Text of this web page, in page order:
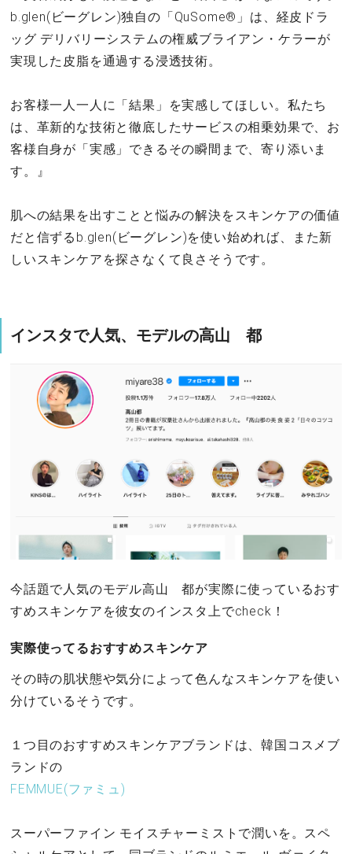
b.glen(ビーグレン)独自の「QuSome®」は、経皮ドラ
ッグ デリバリーシステムの権威ブライアン・ケラーが
実現した皮脂を通過する浸透技術。
お客様一人一人に「結果」を実感してほしい。私たち
は、革新的な技術と徹底したサービスの相乗効果で、お
客様自身が「実感」できるその瞬間まで、寄り添いま
す。』
肌への結果を出すことと悩みの解決をスキンケアの価値
だと信ずるb.glen(ビーグレン)を使い始めれば、また新
しいスキンケアを探さなくて良さそうです。
インスタで人気、モデルの高山 都
今話題で人気のモデル高山 都が実際に使っているおす
すめスキンケアを彼女のインスタ上でcheck！
実際使ってるおすすめスキンケア
その時の肌状態や気分によって色んなスキンケアを使い
分けているそうです。
１つ目のおすすめスキンケアブランドは、韓国コスメブ
ランドの
FEMMUE(ファミュ)
スーパーファイン モイスチャーミストで潤いを。スペ